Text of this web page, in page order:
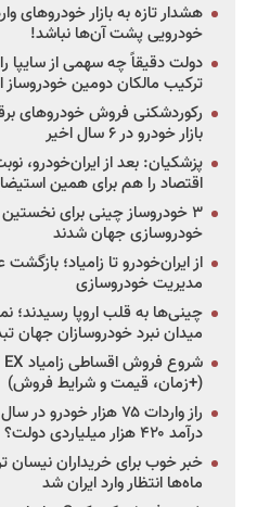
هشدار تازه به بازار خودروهای
خودرویی پشت آن‌ها نباشد!
دولت دقیقاً چه سهمی از سایپا
ترکیب مالکان دومین خودروساز
رکوردشکنی فروش خودروهای
بازار خودرو در ۶ سال اخیر
پزشکیان: بعد از ایران‌خودرو،
اقتصاد را هم برای همین
خودروسازی جهان شدند
از ایران‌خودرو تا زامیاد؛
مدیریت خودروسازی
میدان نبرد خودروسازان جهان
(+زمان، قیمت و شرایط فروش)
درآمد ۴۲۰ هزار میلیاردی دولت؟
خبر خوب برای خریداران نیسان
ماه‌ها انتظار وارد ایران شد